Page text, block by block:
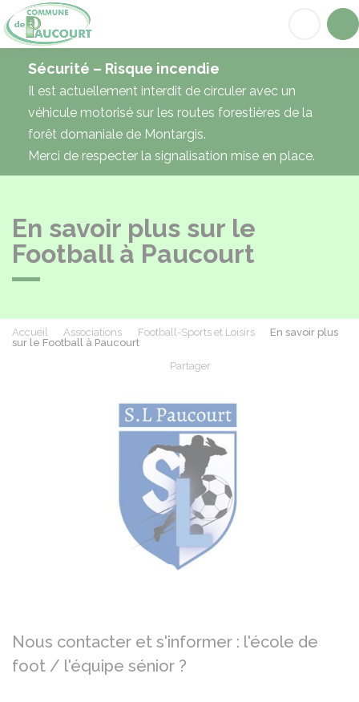
Sécurité – Risque incendie
Il est actuellement interdit de circuler avec un
véhicule motorisé sur les routes forestières de la
forêt domaniale de Montargis.
Merci de respecter la signalisation mise en place.
En savoir plus sur le
Football à Paucourt
Accueil Associations Football-Sports et Loisirs
En savoir plus
sur le Football à Paucourt
Partager
Précédent
Nous contacter et s'informer : l'école de
foot / l'équipe sénior ?